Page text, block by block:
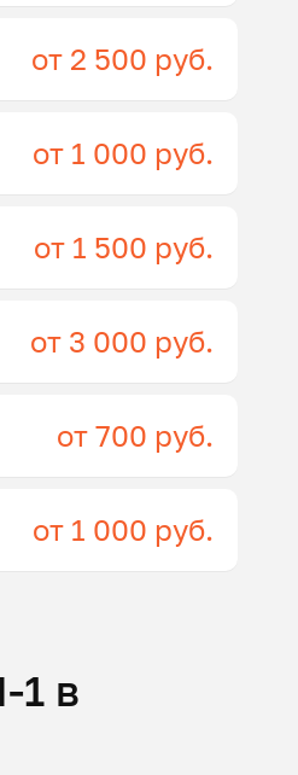
от 2 500 руб.
от 1 000 руб.
от 1 500 руб.
от 3 000 руб.
от 700 руб.
от 1 000 руб.
1 в